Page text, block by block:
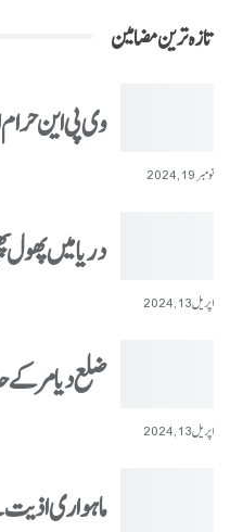
تازہ ترین مضامین
وی پی این
نومبر 19, 2024
دریا میں پھول
اپریل 13, 2024
ضلع دیامر کے
اپریل 13, 2024
ماہواری